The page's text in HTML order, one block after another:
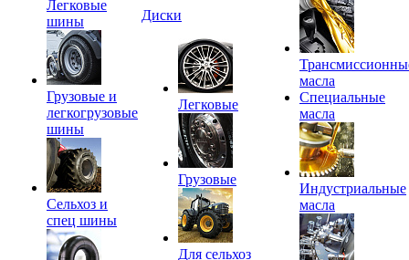
Легковые
шины
Грузовые и
легкогрузовые
шины
Сельхоз и
спец шины
Диски
Легковые
Грузовые
Для сельхоз
масла
Специальные
масла
Индустриальные
масла